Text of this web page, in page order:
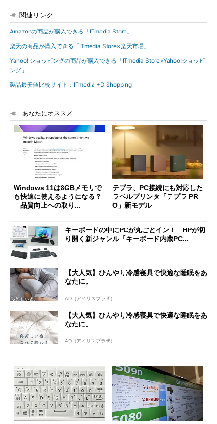
関連リンク
Amazonの商品が購入できる「ITmedia Store」
楽天の商品が購入できる「ITmedia Store×楽天市場」
Yahoo! ショッピングの商品が購入できる「ITmedia Store×Yahoo!ショッピ
ング」
製品最安値比較サイト：ITmedia +D Shopping
あなたにオススメ
Windows 11は8GBメモリで
も快適に使えるようになる？
品質向上への取り...
テプラ、PC接続にも対応した
ラベルプリンタ「テプラ PR
O」新モデル
キーボードの中にPCが丸ごとイン！ HPが切
り開く新ジャンル「キーボード内蔵PC...
【大人気】ひんやり冷感寝具で快適な睡眠をあ
なたに。
AD（アイリスプラザ）
【大人気】ひんやり冷感寝具で快適な睡眠をあ
なたに。
AD（アイリスプラザ）